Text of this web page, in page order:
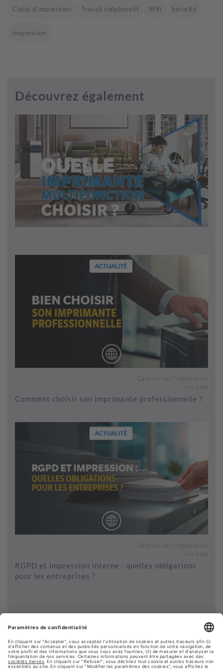
Coûts d’impression Travail collaboratif Wifi Sécurité
Impression
Découvrez également
Gestion de l'impression
Articles
Comment choisir son imprimante professionnelle ?
Gestion de l'impression
Articles
RGPD et impression interne : quelles obligations
pour les entreprises ?
Voir plus de contenus...